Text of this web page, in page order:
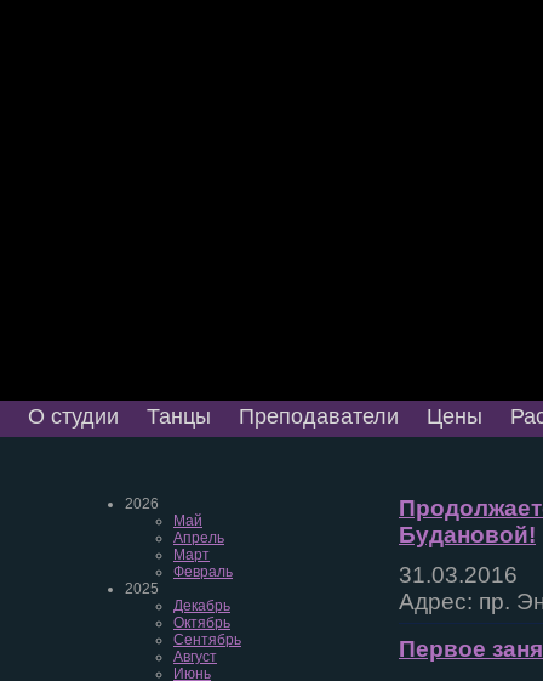
О студии Танцы Преподаватели Цены
2026
Май
Апрель
Март
Февраль
2025
Декабрь
Октябрь
Сентябрь
Август
Июнь
Будановой!
31.03.2016
Адрес: пр.
Первое